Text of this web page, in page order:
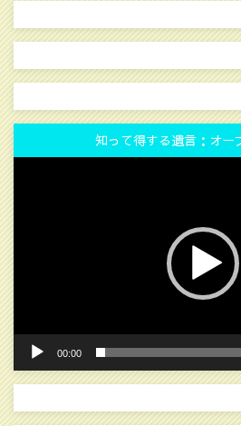
知って得する遺言：オー
動
画
プ
レ
ー
ヤ
ー
00:00